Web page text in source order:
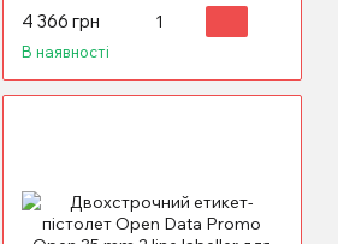
4 366 грн
В наявності